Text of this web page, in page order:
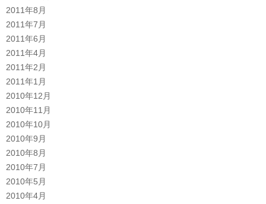
2011年8月
2011年7月
2011年6月
2011年4月
2011年2月
2011年1月
2010年12月
2010年11月
2010年10月
2010年9月
2010年8月
2010年7月
2010年5月
2010年4月